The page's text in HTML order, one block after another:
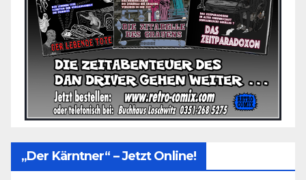
„Der Kärntner“ – Jetzt Online!